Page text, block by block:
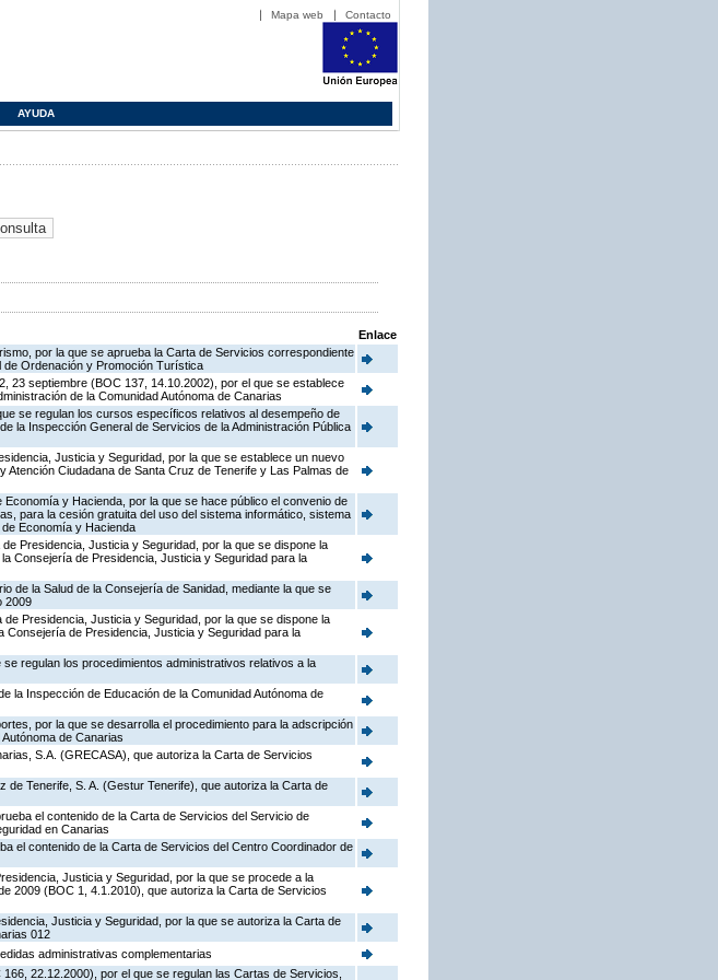
Mapa web Contacto
AYUDA
Enlace
por la que se aprueba la Carta de Servicios correspondiente
de Ordenación y Promoción Turística
23 septiembre (BOC 137, 14.10.2002), por el que se establece
de la Comunidad Autónoma de Canarias
se regulan los cursos específicos relativos al desempeño de
la Inspección General de Servicios de la Administración Pública
Justicia y Seguridad, por la que se establece un nuevo
Ciudadana de Santa Cruz de Tenerife y Las Palmas de
y Hacienda, por la que se hace público el convenio de
para la cesión gratuita del uso del sistema informático, sistema
Economía y Hacienda
Presidencia, Justicia y Seguridad, por la que se dispone la
Consejería de Presidencia, Justicia y Seguridad para la
de la Salud de la Consejería de Sanidad, mediante la que se
2009
Presidencia, Justicia y Seguridad, por la que se dispone la
Consejería de Presidencia, Justicia y Seguridad para la
regulan los procedimientos administrativos relativos a la
la Inspección de Educación de la Comunidad Autónoma de
por la que se desarrolla el procedimiento para la adscripción
de Canarias
S.A. (GRECASA), que autoriza la Carta de Servicios
Tenerife, S. A. (Gestur Tenerife), que autoriza la Carta de
el contenido de la Carta de Servicios del Servicio de
en Canarias
el contenido de la Carta de Servicios del Centro Coordinador de
Justicia y Seguridad, por la que se procede a la
2009 (BOC 1, 4.1.2010), que autoriza la Carta de Servicios
Justicia y Seguridad, por la que se autoriza la Carta de
012
administrativas complementarias
22.12.2000), por el que se regulan las Cartas de Servicios,